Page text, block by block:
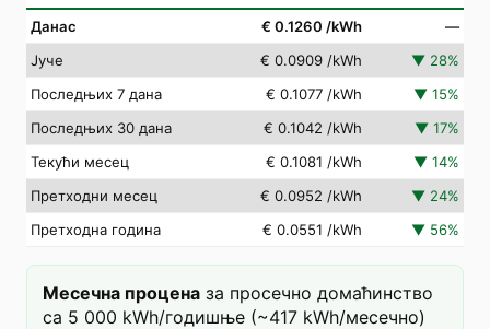
Данас € 0.1260 /kWh
—
Јуче
€ 0.0909 /kWh ▼ 28%
Последњих 7 дана
€ 0.1077 /kWh ▼ 15%
Последњих 30 дана
€ 0.1042 /kWh ▼ 17%
Текући месец
€ 0.1081 /kWh ▼ 14%
Претходни месец
€ 0.0952 /kWh ▼ 24%
Претходна година
€ 0.0551 /kWh ▼ 56%
Месечна процена за просечно домаћинство
са 5 000 kWh/годишње (~417 kWh/месечно)